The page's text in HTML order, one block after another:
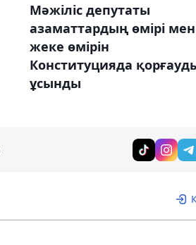
Мәжіліс депутаты
азаматтардың өмірі мен
жеке өмірін
Конституцияда
ұсынды